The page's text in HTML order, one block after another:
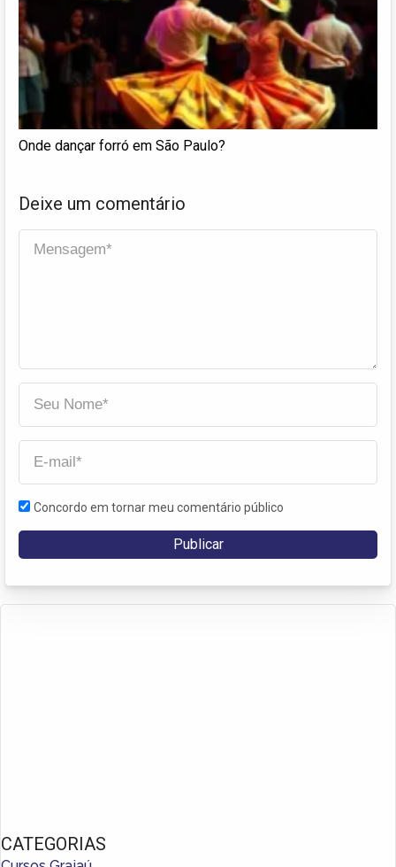
Onde dançar forró em São Paulo?
Deixe um comentário
Concordo em tornar meu comentário público
CATEGORIAS